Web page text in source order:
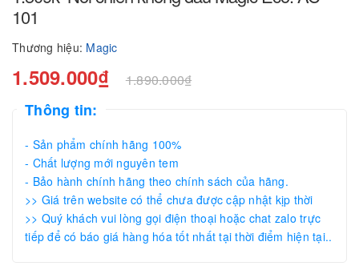
101
Thương hiệu: Magic
1.509.000₫ 1.890.000₫
Thông tin:
- Sản phẩm chính hãng 100%
- Chất lượng mới nguyên tem
- Bảo hành chính hãng theo chính sách của hãng.
>> Giá trên website có thể chưa được cập nhật kịp thời
>> Quý khách vui lòng gọi điện thoại hoặc chat zalo trực
tiếp để có báo giá hàng hóa tốt nhất tại thời điểm hiện tại..